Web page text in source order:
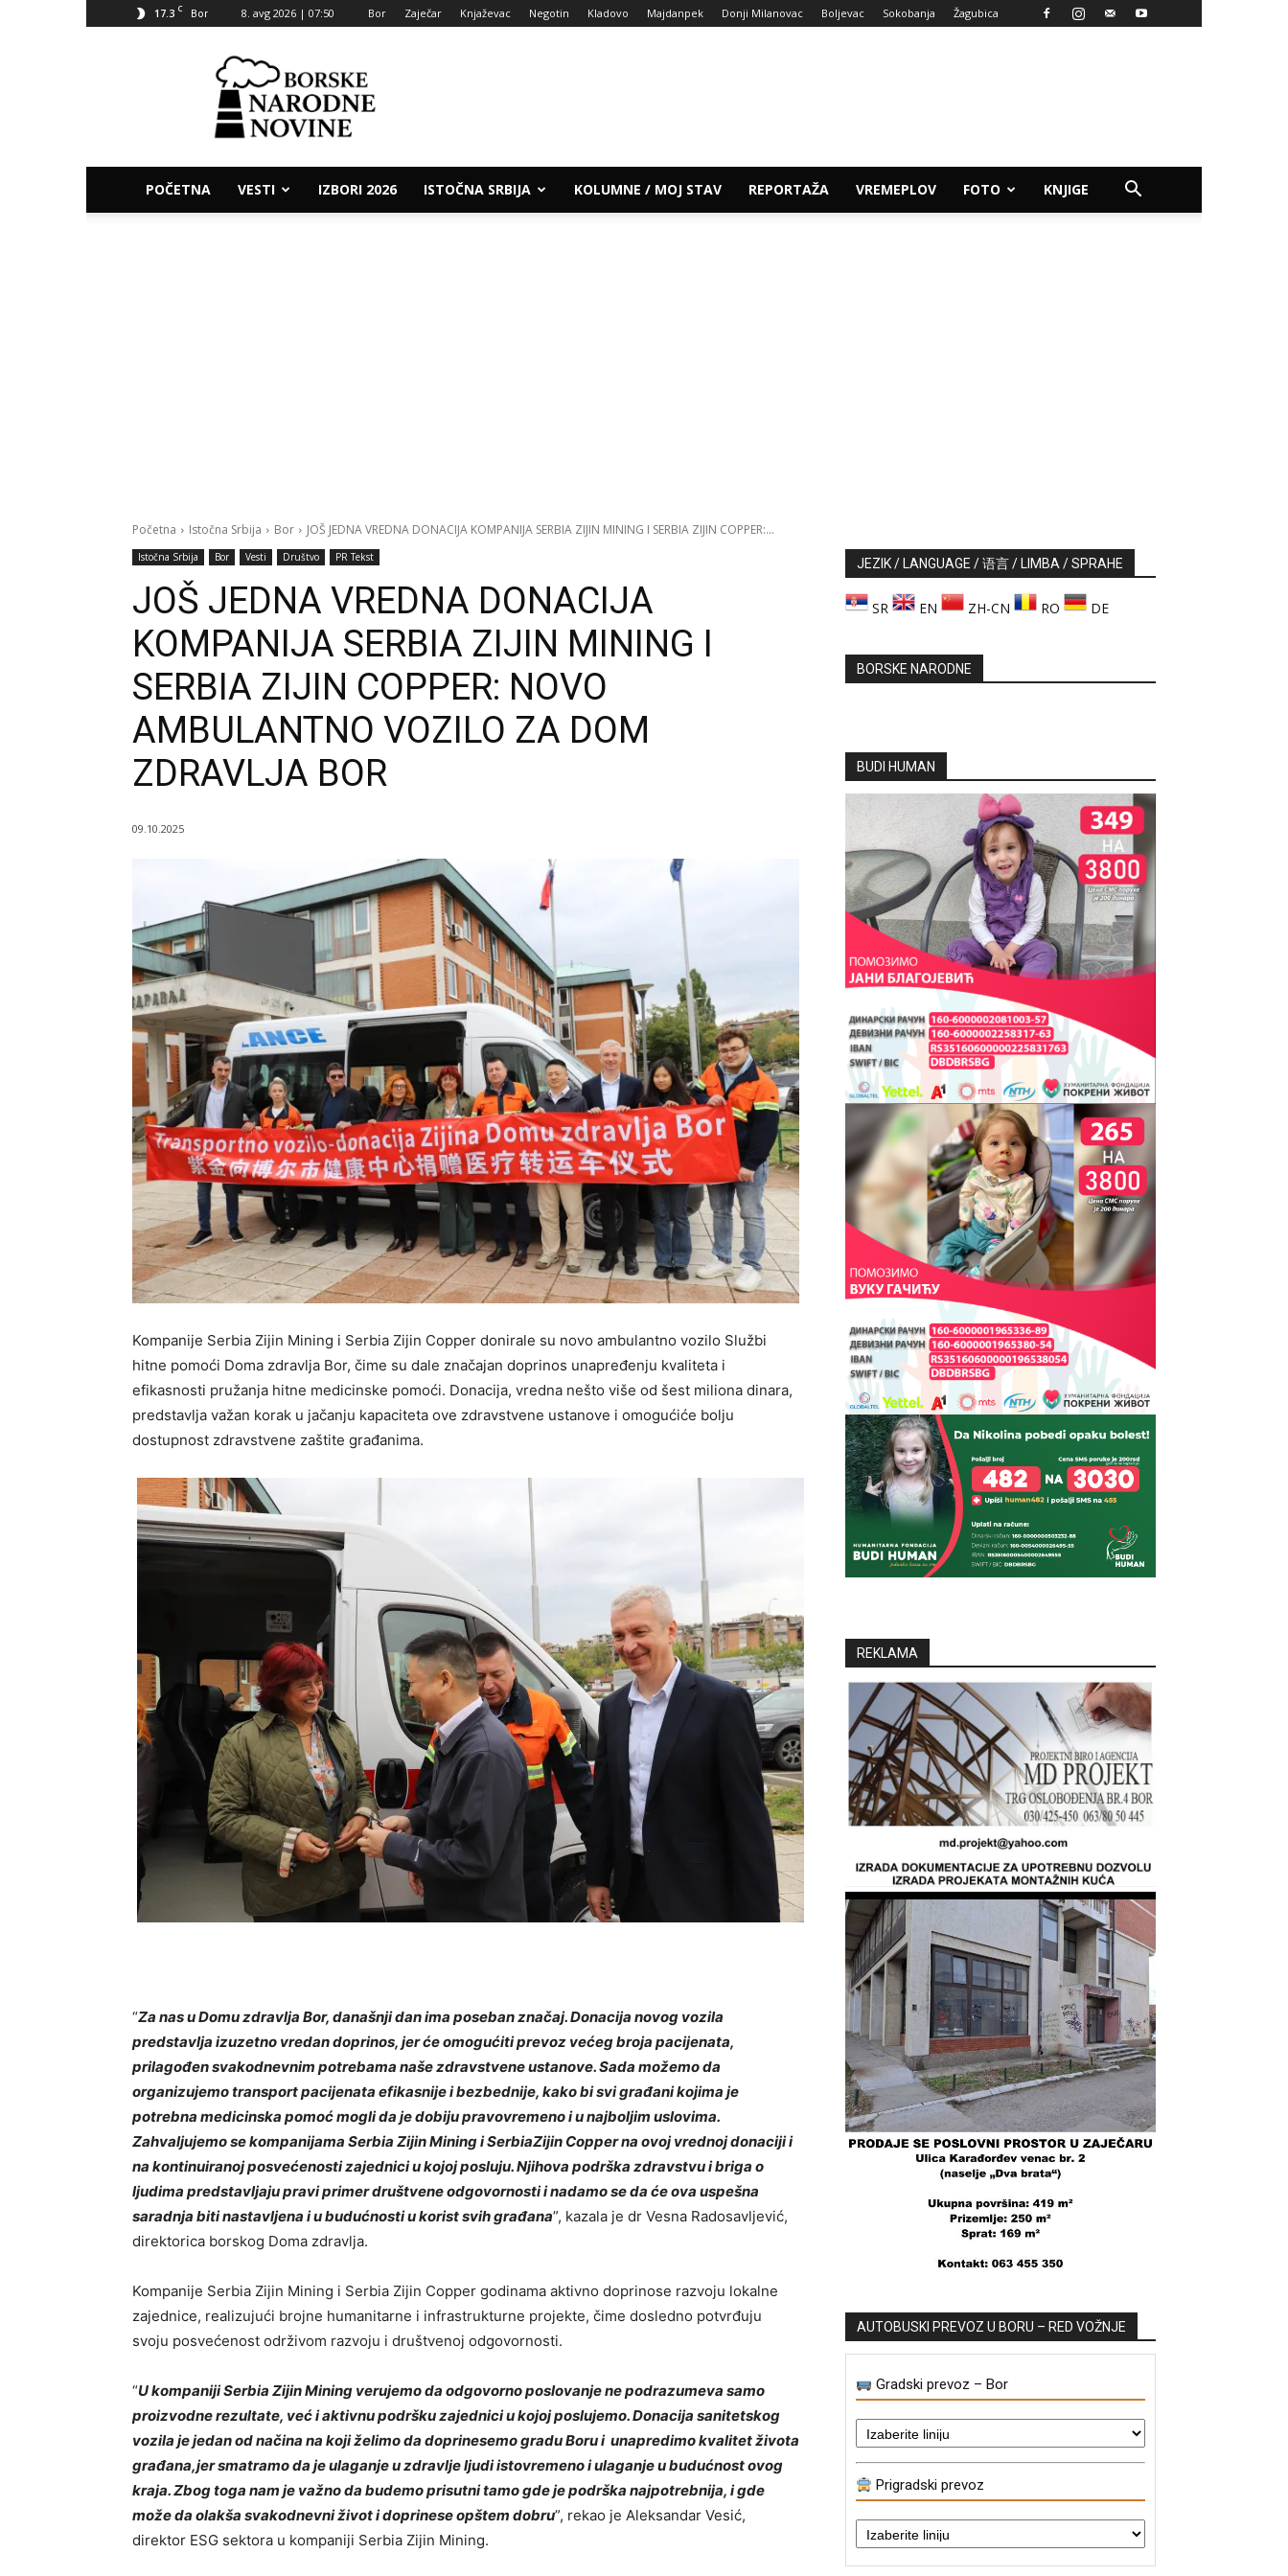
17.3 C Bor 8. avg 2026 | 07:50 Bor Zaječar Knjaževac Negotin Kladovo Majdanpek Donji Milanovac Boljevac Sokobanja Žagubica
narodne
novine
POČETNA VESTI IZBORI 2026 ISTOČNA SRBIJA KOLUMNE / MOJ STAV REPORTAŽA VREMEPLOV FOTO KNJIGE
Početna Istočna Srbija Bor JOŠ JEDNA VREDNA DONACIJA KOMPANIJA SERBIA ZIJIN MINING I SERBIA ZIJIN COPPER:...
Istočna Srbija Bor Vesti Društvo PR Tekst
JOŠ JEDNA VREDNA DONACIJA
KOMPANIJA SERBIA ZIJIN MINING I
SERBIA ZIJIN COPPER: NOVO
AMBULANTNO VOZILO ZA DOM
ZDRAVLJA BOR
09.10.2025
Kompanije Serbia Zijin Mining i Serbia Zijin Copper donirale su novo ambulantno vozilo Službi
hitne pomoći Doma zdravlja Bor, čime su dale značajan doprinos unapređenju kvaliteta i
efikasnosti pružanja hitne medicinske pomoći. Donacija, vredna nešto više od šest miliona dinara,
predstavlja važan korak u jačanju kapaciteta ove zdravstvene ustanove i omogućiće bolju
dostupnost zdravstvene zaštite građanima.
“Za nas u Domu zdravlja Bor, današnji dan ima poseban značaj. Donacija novog vozila
predstavlja izuzetno vredan doprinos, jer će omogućiti prevoz većeg broja pacijenata,
prilagođen svakodnevnim potrebama naše zdravstvene ustanove.Sada možemoda
organizujemo transport pacijenata efikasnije i bezbednije, kako bi svi građani kojima je
potrebna medicinska pomoć mogli da je dobiju pravovremeno i u najboljim uslovima.
Zahvaljujemosekompanijama Serbia ZijinMiningi SerbiaZijin Copperna ovoj vrednoj donaciji i
na kontinuiranoj posvećenosti zajednici u kojoj posluju. Njihova podrška zdravstvu i briga o
ljudima predstavljaju pravi primer društvene odgovornosti i nadamo se da će ova uspešna
saradnja biti nastavljena i u budućnosti u korist svih građana”, kazala je dr Vesna Radosavljević,
direktorica borskog Doma zdravlja.
Kompanije Serbia Zijin Mining i Serbia Zijin Copper godinama aktivno doprinose razvoju lokalne
zajednice, realizujući brojne humanitarne i infrastrukturne projekte, čime dosledno potvrđuju
svoju posvećenost održivom razvoju i društvenoj odgovornosti.
“U kompanijiSerbia ZijinMining verujemo da odgovorno poslovanjene podrazumeva samo
proizvodne rezultate, već i aktivnu podršku zajednici u kojoj poslujemo.Donacija sanitetskog
vozila je jedan od načina na koji želimo da doprinesemo gradu Boru i unapredimo kvalitet života
građana,jer smatramo da je ulaganje u zdravlje ljudi istovremeno i ulaganje u budućnost ovog
kraja. Zbog toga nam je važno da budemo prisutni tamo gde je podrška najpotrebnija, igde
može da olakša svakodnevni život i doprinese opštem dobru”, rekao je Aleksandar Vesić,
direktor ESG sektora u kompaniji Serbia Zijin Mining.
JEZIK / LANGUAGE / 语言 / LIMBA / SPRAHE
SR EN ZH-CN RO DE
BORSKE NARODNE
BUDI HUMAN
REKLAMA
AUTOBUSKI PREVOZ U BORU – RED VOŽNJE
Gradski prevoz – Bor
Prigradski prevoz